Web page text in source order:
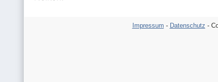
Impressum - Datenschutz -